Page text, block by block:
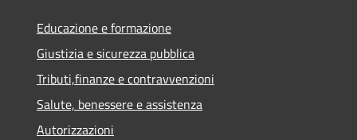
Educazione e formazione
Giustizia e sicurezza pubblica
Tributi,finanze e contravvenzioni
Salute, benessere e assistenza
Autorizzazioni